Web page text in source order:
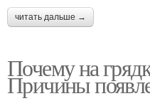
читать дальше →
Почему на
Причины